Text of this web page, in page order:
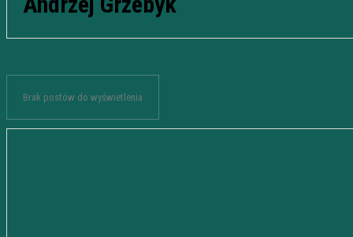
Brak postów do wyświetlenia